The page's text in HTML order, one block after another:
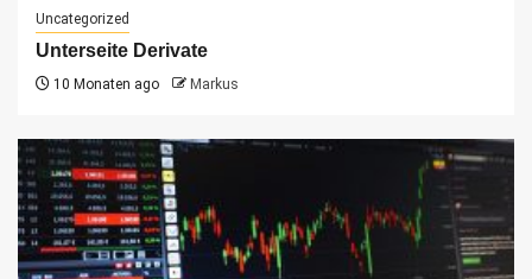
Uncategorized
Unterseite Derivate
10 Monaten ago Markus